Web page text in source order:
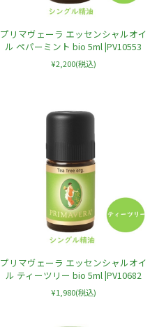
プリマヴェーラ エッセンシャルオイ
ル ペパーミント bio 5ml |PV10553
¥2,200(税込)
プリマヴェーラ エッセンシャルオイ
ル ティーツリー bio 5ml |PV10682
¥1,980(税込)